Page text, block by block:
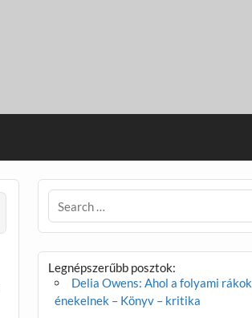
Legnépszerűbb posztok:
Delia Owens: Ahol a folyami rákok
énekelnek – Könyv – kritika